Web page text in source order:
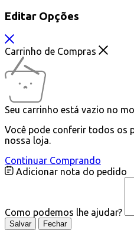
Editar Opções
Carrinho de Compras
Seu carrinho está vazio no
Você pode conferir todos os
nossa loja.
Continuar Comprando
Adicionar nota do pedido
Como podemos lhe ajudar?
Salvar Fechar